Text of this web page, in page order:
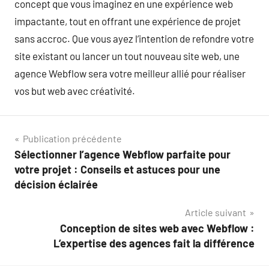
concept que vous imaginez en une expérience web
impactante, tout en offrant une expérience de projet
sans accroc. Que vous ayez l’intention de refondre votre
site existant ou lancer un tout nouveau site web, une
agence Webflow sera votre meilleur allié pour réaliser
vos but web avec créativité.
Navigation
de
l’article
Publication précédente
Sélectionner l’agence Webflow parfaite pour
votre projet : Conseils et astuces pour une
décision éclairée
Article suivant
Conception de sites web avec Webflow :
L’expertise des agences fait la différence